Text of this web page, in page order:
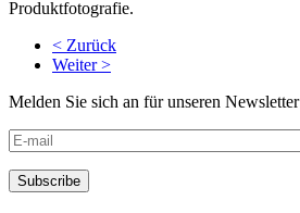
Produktfotografie.
< Zurück
Weiter >
Melden Sie sich an für unseren Newsletter